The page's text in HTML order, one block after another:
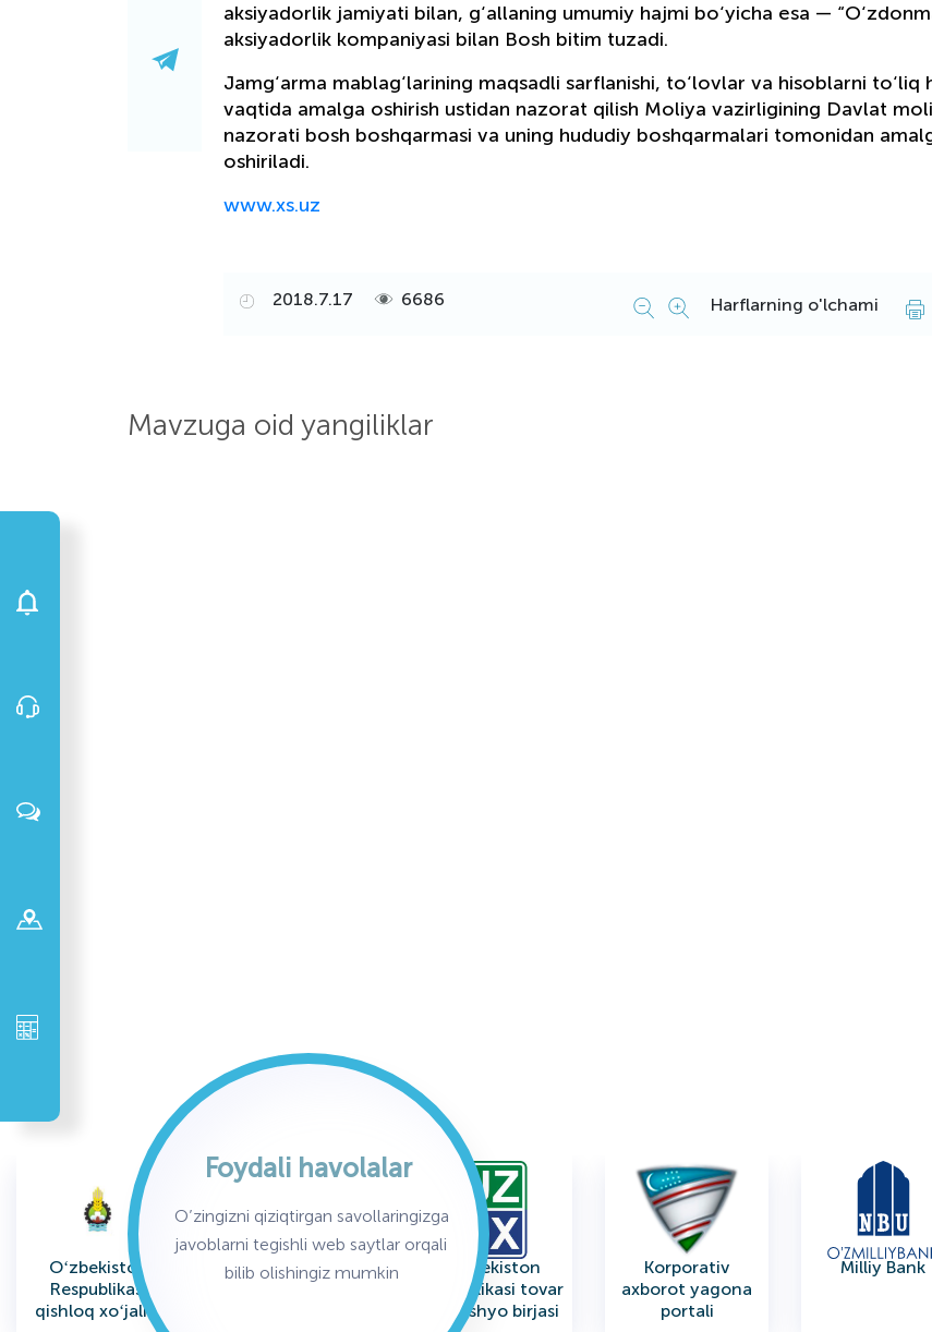
aksiyadorlik jamiyati bilan, g‘allaning umumiy hajmi bo‘yicha esa —
aksiyadorlik kompaniyasi bilan Bosh bitim tuzadi.
Jamg‘arma mablag‘larining maqsadli sarflanishi, to‘lovlar va hisoblarni to‘liq
vaqtida amalga oshirish ustidan nazorat qilish Moliya vazirligining Davlat
nazorati bosh boshqarmasi va uning hududiy boshqarmalari tomonidan
oshiriladi.
www.xs.uz
2018.7.17 6686 Harflarning o'lchami
Mavzuga oid yangiliklar
Oʻzbekiston
Respublikasi
qishloq xoʻjaligi
Oʻzbekiston
Respublikasi
Oʻzbekiston
Respublikasi tovar
xomashyo birjasi
Korporativ
axborot yagona
portali
Milliy Bank
Foydali havolalar
O’zingizni qiziqtirgan savollaringizga
javoblarni tegishli web saytlar orqali
bilib olishingiz mumkin